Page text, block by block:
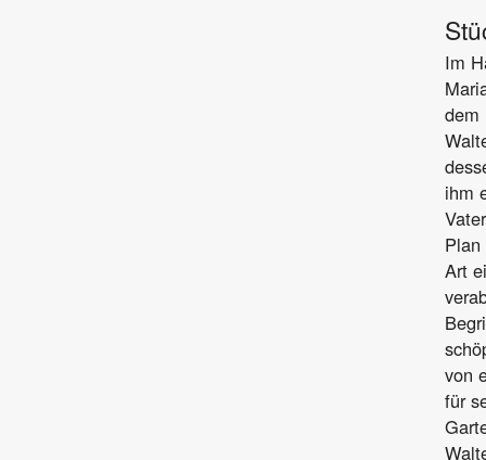
Im
dem
ihm
Art
von
für